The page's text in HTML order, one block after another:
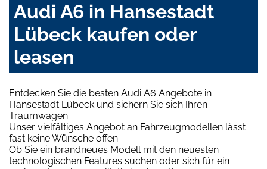
Audi A6 in Hansestadt
Lübeck kaufen oder
leasen
Entdecken Sie die besten Audi A6 Angebote in
Hansestadt Lübeck und sichern Sie sich Ihren
Traumwagen.
Unser vielfältiges Angebot an Fahrzeugmodellen lässt
fast keine Wünsche offen.
Ob Sie ein brandneues Modell mit den neuesten
technologischen Features suchen oder sich für ein